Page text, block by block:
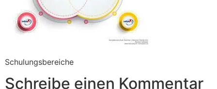
Schulungsbereiche
Schreibe einen Kommentar